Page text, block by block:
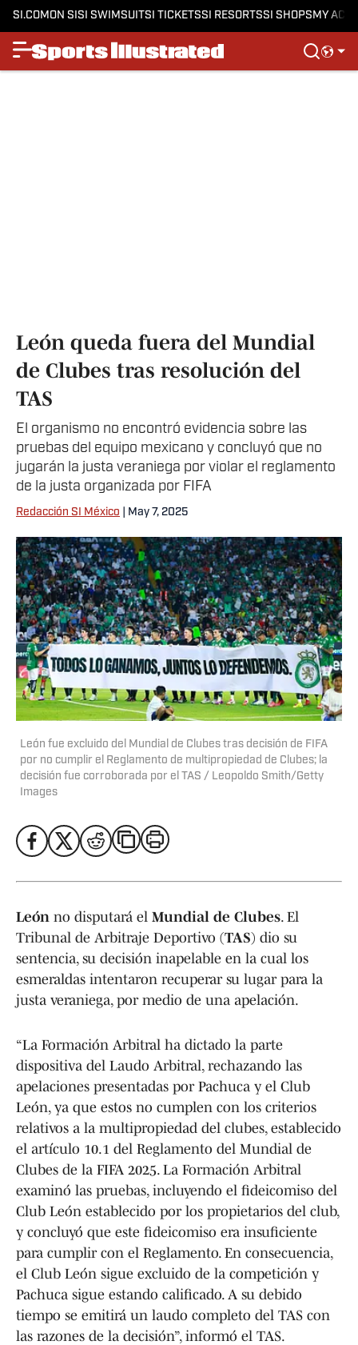
SI.COMON SISI SWIMSUITSI TICKETSSI RESORTSSI SHOPSMY
León queda fuera del Mundial
de Clubes tras resolución del
TAS
El organismo no encontró evidencia sobre las
pruebas del equipo mexicano y concluyó que no
jugarán la justa veraniega por violar el reglamento
de la justa organizada por FIFA
Redacción SI México | May 7, 2025
León fue excluido del Mundial de Clubes tras decisión de FIFA
por no cumplir el Reglamento de multipropiedad de Clubes; la
decisión fue corroborada por el TAS / Leopoldo Smith/Getty
Images
León no disputará el Mundial de Clubes. El
Tribunal de Arbitraje Deportivo (TAS) dio su
sentencia, su decisión inapelable en la cual los
esmeraldas intentaron recuperar su lugar para la
justa veraniega, por medio de una apelación.
“La Formación Arbitral ha dictado la parte
dispositiva del Laudo Arbitral, rechazando las
apelaciones presentadas por Pachuca y el Club
León, ya que estos no cumplen con los criterios
relativos a la multipropiedad del clubes, establecido
el artículo 10.1 del Reglamento del Mundial de
Clubes de la FIFA 2025. La Formación Arbitral
examinó las pruebas, incluyendo el fideicomiso del
Club León establecido por los propietarios del club,
y concluyó que este fideicomiso era insuficiente
para cumplir con el Reglamento. En consecuencia,
el Club León sigue excluido de la competición y
Pachuca sigue estando calificado. A su debido
tiempo se emitirá un laudo completo del TAS con
las razones de la decisión”, informó el TAS.